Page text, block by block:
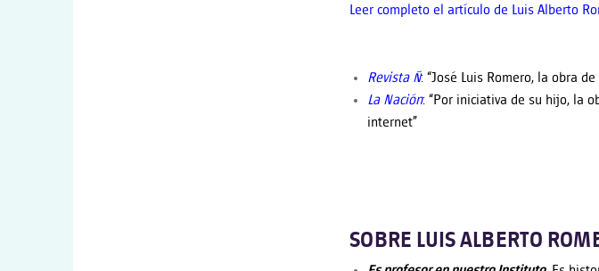
Leer completo el artículo de Luis Alberto
Revista Ñ: “José Luis Romero, la obra de
La Nación: “Por iniciativa de su hijo, la
internet”
SOBRE LUIS ALBERTO